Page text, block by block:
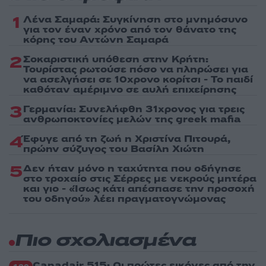
1 Λένα Σαμαρά: Συγκίνηση στο μνημόσυνο
για τον έναν χρόνο από τον θάνατο της
κόρης του Αντώνη Σαμαρά
2Σοκαριστική υπόθεση στην Κρήτη:
Τουρίστας ρωτούσε πόσο να πληρώσει για
να ασελγήσει σε 10χρονο κορίτσι - Το παιδί
καθόταν αμέριμνο σε αυλή επιχείρησης
3Γερμανία: Συνελήφθη 31χρονος για τρεις
ανθρωποκτονίες μελών της greek mafia
4Έφυγε από τη ζωή η Χριστίνα Πιτουρά,
πρώην σύζυγος του Βασίλη Χιώτη
5Δεν ήταν μόνο η ταχύτητα που οδήγησε
στο τροχαίο στις Σέρρες με νεκρούς μητέρα
και γιο - «Ίσως κάτι απέσπασε την προσοχή
του οδηγού» λέει πραγματογνώμονας
Πιο σχολιασμένα